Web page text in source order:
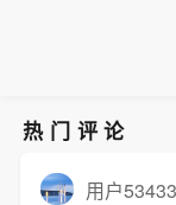
热门评论
用户